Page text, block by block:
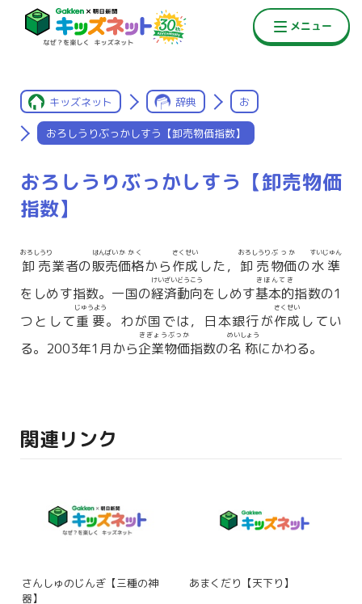
キッズネット 辞典 お
おろしうりぶっかしすう【卸売物価指数】
おろしうりぶっかしすう【卸売物価
指数】
卸売
おろしうり
業者の販売
はんばい
価格
かかく
から作成
さくせい
した， 卸売
おろしうり
物価
ぶっか
の水準
すいじゅん
をしめす指数。一国の経済動向
けいざいどうこう
をしめす基本的
きほんてき
指数の1
つとして重要
じゅうよう
。わが国では，日本銀行が作成
さくせい
してい
る。2003年1月から企業物価
きぎょうぶっか
指数の名称
めいしょう
にかわる。
関連リンク
さんしゅのじんぎ【三種の神
器】
あまくだり【天下り】